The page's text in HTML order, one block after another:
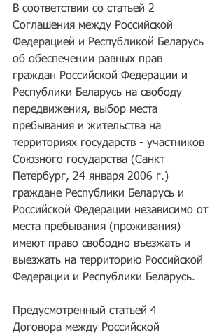
В соответствии со статьей 2
Соглашения между Российской
Федерацией и Республикой Беларусь
об обеспечении равных прав
граждан Российской Федерации и
Республики Беларусь на свободу
передвижения, выбор места
пребывания и жительства на
территориях государств - участников
Союзного государства (Санкт-
Петербург, 24 января 2006 г.)
граждане Республики Беларусь и
Российской Федерации независимо от
места пребывания (проживания)
имеют право свободно въезжать и
выезжать на территорию Российской
Федерации и Республики Беларусь.
Предусмотренный статьей 4
Договора между Российской